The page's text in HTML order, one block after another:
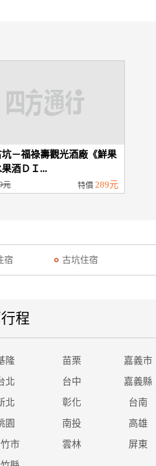
－福祿壽觀光酒廠《鮮果
酒ＤＩ...
元 特價289元
宿 古坑住宿
程
隆 苗栗 嘉義市
北 台中 嘉義縣
北 彰化 台南
園 南投 高雄
市 雲林 屏東